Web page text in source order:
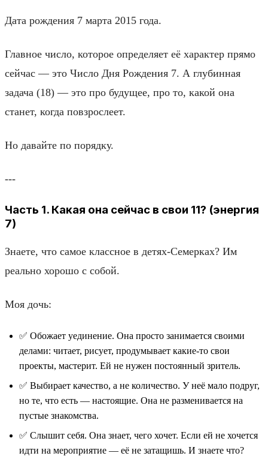
Дата рождения 7 марта 2015 года.
Главное число, которое определяет её характер прямо
сейчас — это Число Дня Рождения 7. А глубинная
задача (18) — это про будущее, про то, какой она
станет, когда повзрослеет.
Но давайте по порядку.
---
Часть 1. Какая она сейчас в свои 11? (энергия
7)
Знаете, что самое классное в детях-Семерках? Им
реально хорошо с собой.
Моя дочь:
✅ Обожает уединение. Она просто занимается своими
делами: читает, рисует, продумывает какие-то свои
проекты, мастерит. Ей не нужен постоянный зритель.
✅ Выбирает качество, а не количество. У неё мало подруг,
но те, что есть — настоящие. Она не разменивается на
пустые знакомства.
✅ Слышит себя. Она знает, чего хочет. Если ей не хочется
идти на мероприятие — её не затащишь. И знаете что?